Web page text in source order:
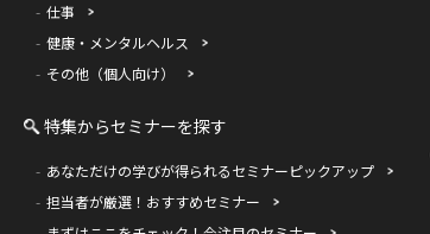
仕事
健康・メンタルヘルス
その他（個人向け）
特集からセミナーを探す
あなただけの学びが得られるセミナーピックアップ
担当者が厳選！おすすめセミナー